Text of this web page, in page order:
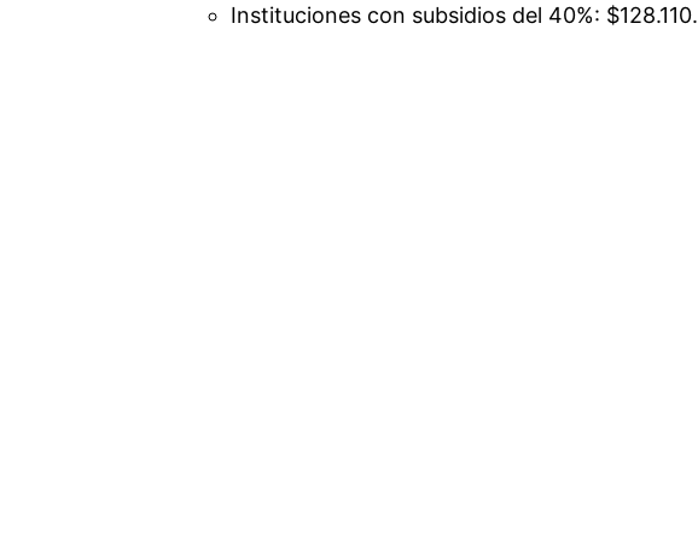
Instituciones con subsidios del 40%: $128.110.